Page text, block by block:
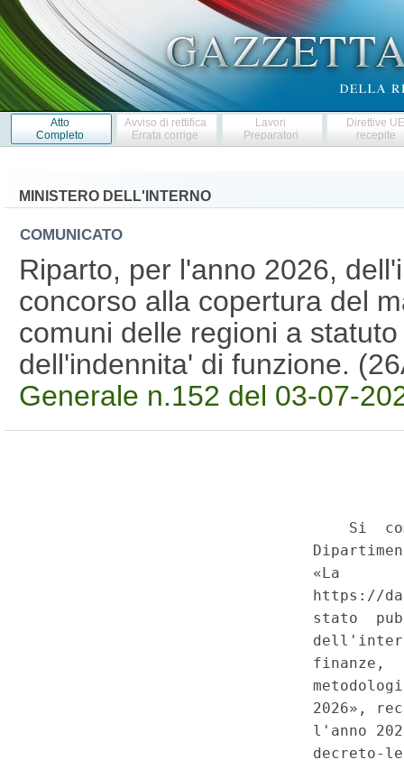
Atto
Completo
Avviso di rettifica
Errata corrige
Lavori
Preparatori
Direttive
recepite
MINISTERO DELL'INTERNO
COMUNICATO
Riparto, per l'anno 2026,
concorso alla copertura del
comuni delle regioni a
dell'indennita' di funzione.
Generale n.152 del 03-07-